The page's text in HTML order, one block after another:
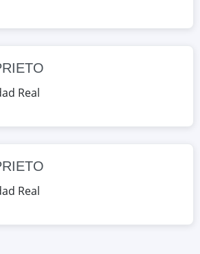
S/N,
Real
Real